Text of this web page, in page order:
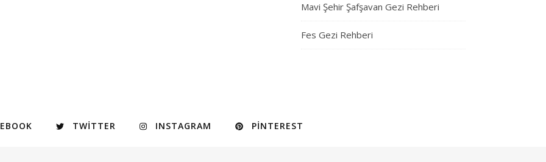
Mavi Şehir Şafşavan Gezi Rehberi
Fes Gezi Rehberi
TWITTER INSTAGRAM PINTEREST